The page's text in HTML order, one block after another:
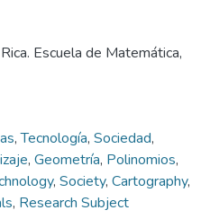
Escuela de Matemática,
,Tecnología, Sociedad,
, Geometría, Polinomios,
, Society, Cartography,
, Research Subject